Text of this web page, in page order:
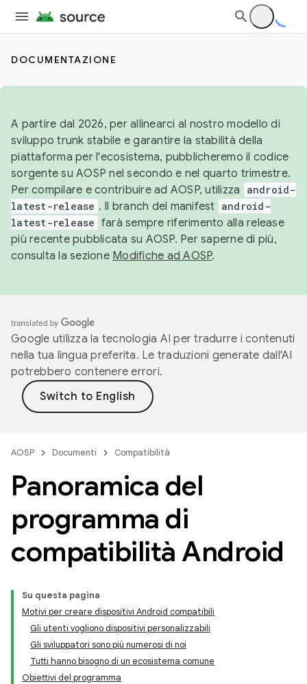
DOCUMENTAZIONE
A partire dal 2026, per allinearci al nostro modello di
sviluppo trunk stabile e garantire la stabilità della
piattaforma per l'ecosistema, pubblicheremo il codice
sorgente su AOSP nel secondo e nel quarto trimestre.
Per compilare e contribuire ad AOSP, utilizza
android-
latest-release . Il branch del manifest android-
latest-release farà sempre riferimento alla release
più recente pubblicata su AOSP. Per saperne di più,
consulta la sezione Modifiche ad AOSP.
Google utilizza la tecnologia AI per tradurre i contenuti
nella tua lingua preferita. Le traduzioni generate dall'AI
potrebbero contenere errori.
AOSP Documenti Compatibilità
Panoramica del
programma di
compatibilità Android
Su questa pagina
Motivi per creare dispositivi Android compatibili
Gli utenti vogliono dispositivi personalizzabili
Gli sviluppatori sono più numerosi di noi
Tutti hanno bisogno di un ecosistema comune
Obiettivi del programma